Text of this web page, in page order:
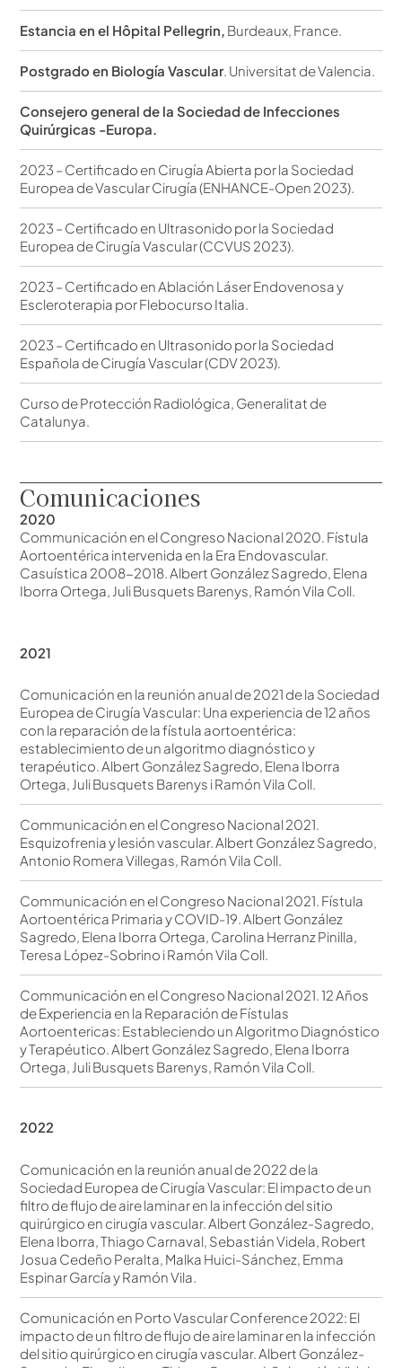
Estancia en el Hôpital Pellegrin, Burdeaux, France.
Postgrado en Biología Vascular. Universitat de Valencia.
Consejero general de la Sociedad de Infecciones
Quirúrgicas -Europa.
2023 – Certificado en Cirugía Abierta por la Sociedad
Europea de Vascular Cirugía (ENHANCE-Open 2023).
2023 – Certificado en Ultrasonido por la Sociedad
Europea de Cirugía Vascular (CCVUS 2023).
2023 – Certificado en Ablación Láser Endovenosa y
Escleroterapia por Flebocurso Italia.
2023 – Certificado en Ultrasonido por la Sociedad
Española de Cirugía Vascular (CDV 2023).
Curso de Protección Radiológica, Generalitat de
Catalunya.
Comunicaciones
2020
Communicación en el Congreso Nacional 2020. Fístula
Aortoentérica intervenida en la Era Endovascular.
Casuística 2008-2018. Albert González Sagredo, Elena
Iborra Ortega, Juli Busquets Barenys, Ramón Vila Coll.
2021
Comunicación en la reunión anual de 2021 de la Sociedad
Europea de Cirugía Vascular: Una experiencia de 12 años
con la reparación de la fístula aortoentérica:
establecimiento de un algoritmo diagnóstico y
terapéutico. Albert González Sagredo, Elena Iborra
Ortega, Juli Busquets Barenys i Ramón Vila Coll.
Communicación en el Congreso Nacional 2021.
Esquizofrenia y lesión vascular. Albert González Sagredo,
Antonio Romera Villegas, Ramón Vila Coll.
Communicación en el Congreso Nacional 2021. Fístula
Aortoentérica Primaria y COVID-19. Albert González
Sagredo, Elena Iborra Ortega, Carolina Herranz Pinilla,
Teresa López-Sobrino i Ramón Vila Coll.
Communicación en el Congreso Nacional 2021. 12 Años
de Experiencia en la Reparación de Fístulas
Aortoentericas: Estableciendo un Algoritmo Diagnóstico
y Terapéutico. Albert González Sagredo, Elena Iborra
Ortega, Juli Busquets Barenys, Ramón Vila Coll.
2022
Comunicación en la reunión anual de 2022 de la
Sociedad Europea de Cirugía Vascular: El impacto de un
filtro de flujo de aire laminar en la infección del sitio
quirúrgico en cirugía vascular. Albert González-Sagredo,
Elena Iborra, Thiago Carnaval, Sebastián Videla, Robert
Josua Cedeño Peralta, Malka Huici-Sánchez, Emma
Espinar García y Ramón Vila.
Comunicación en Porto Vascular Conference 2022: El
impacto de un filtro de flujo de aire laminar en la infección
del sitio quirúrgico en cirugía vascular. Albert González-